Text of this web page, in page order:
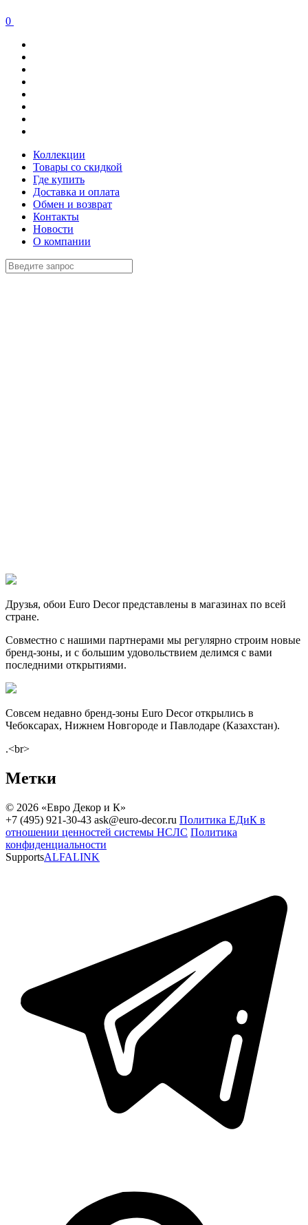
0
Коллекции
Товары со скидкой
Где купить
Доставка и оплата
Обмен и возврат
Контакты
Новости
О компании
Друзья, обои Euro Decor представлены в магазинах по всей
стране.
Совместно с нашими партнерами мы регулярно строим новые
бренд-зоны, и с большим удовольствием делимся с вами
последними открытиями.
Совсем недавно бренд-зоны Euro Decor открылись в
Чебоксарах, Нижнем Новгороде и Павлодаре (Казахстан).
.<br>
Метки
© 2026 «Евро Декор и К»
+7 (495) 921-30-43 ask@euro-decor.ru Политика ЕДиК в
отношении ценностей системы НСЛС Политика
конфиденциальности
SupportsALFALINK